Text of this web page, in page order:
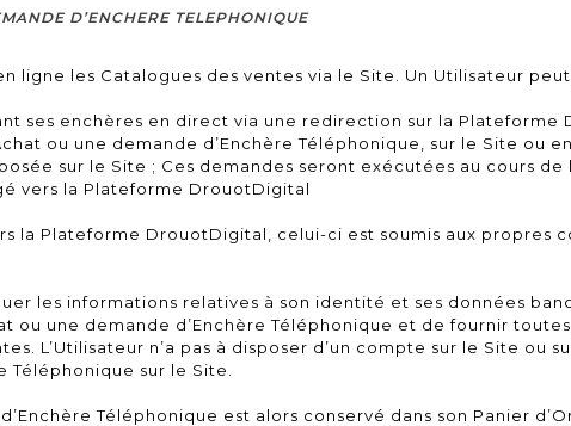
D’ENCHERE TELEPHONIQUE
ligne les Catalogues des ventes via le Site. Un Utilisateur
ses enchères en direct via une redirection sur la Plateforme
ou une demande d’Enchère Téléphonique, sur le Site
sur le Site ; Ces demandes seront exécutées au cours de
vers la Plateforme DrouotDigital
la Plateforme DrouotDigital, celui-ci est soumis aux propres
les informations relatives à son identité et ses données
ou une demande d’Enchère Téléphonique et de fournir
L’Utilisateur n’a pas à disposer d’un compte sur le Site
Téléphonique sur le Site.
Téléphonique est alors conservé dans son Panier